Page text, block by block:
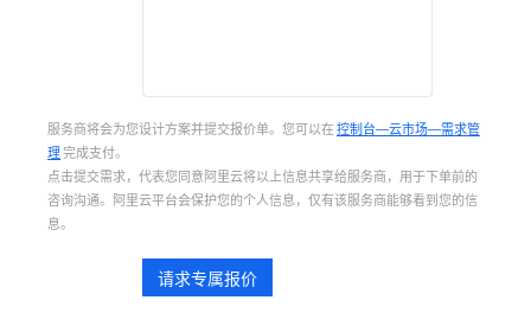
服务商将会为您设计方案并提交报价单。您可以在控制台—云市场—需求管
理完成支付。
点击提交需求，代表您同意阿里云将以上信息共享给服务商，用于下单前的
咨询沟通。阿里云平台会保护您的个人信息，仅有该服务商能够看到您的信
息。
请求专属报价